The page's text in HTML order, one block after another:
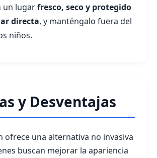
un lugarfresco, seco y protegido
directa, y manténgalo fuera del
niños.
y Desventajas
ofrece una alternativa no invasiva
buscan mejorar la apariencia